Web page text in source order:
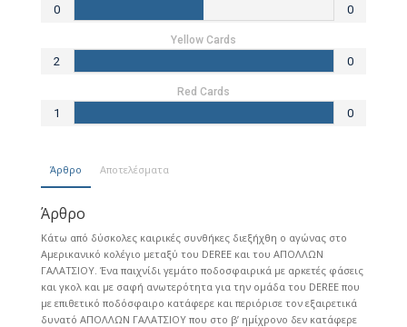
0 0
Yellow Cards
2 0
Red Cards
1 0
Άρθρο Αποτελέσματα
Άρθρο
Κάτω από δύσκολες καιρικές συνθήκες διεξήχθη ο αγώνας στο
Αμερικανικό κολέγιο μεταξύ του DEREE και του ΑΠΟΛΛΩΝ
ΓΑΛΑΤΣΙΟΥ. Ένα παιχνίδι γεμάτο ποδοσφαιρικά με αρκετές φάσεις
και γκολ και με σαφή ανωτερότητα για την ομάδα του DEREE που
με επιθετικό ποδόσφαιρο κατάφερε και περιόρισε τον εξαιρετικά
δυνατό ΑΠΟΛΛΩΝ ΓΑΛΑΤΣΙΟΥ που στο β’ ημίχρονο δεν κατάφερε